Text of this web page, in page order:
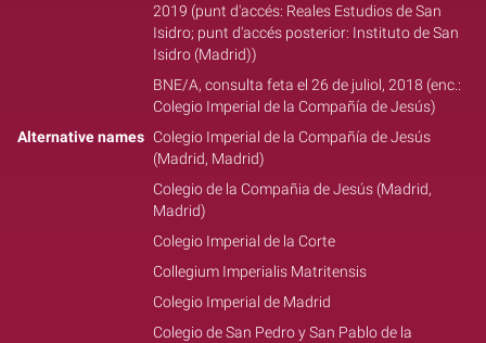
2019 (punt d'accés: Reales Estudios de San
Isidro; punt d'accés posterior: Instituto de San
Isidro (Madrid))
BNE/A, consulta feta el 26 de juliol, 2018 (enc.:
Colegio Imperial de la Compañía de Jesús)
Alternative names Colegio Imperial de la Compañía de Jesús
(Madrid, Madrid)
Colegio de la Compañia de Jesús (Madrid,
Madrid)
Colegio Imperial de la Corte
Collegium Imperialis Matritensis
Colegio Imperial de Madrid
Colegio de San Pedro y San Pablo de la